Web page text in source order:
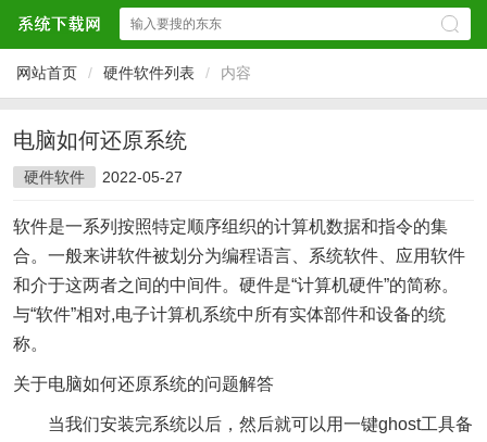
网站首页 / 硬件软件列表 / 内容
电脑如何还原系统
硬件软件 2022-05-27
软件是一系列按照特定顺序组织的计算机数据和指令的集
合。一般来讲软件被划分为编程语言、系统软件、应用软件
和介于这两者之间的中间件。硬件是“计算机硬件”的简称。
与“软件”相对,电子计算机系统中所有实体部件和设备的统
称。
关于电脑如何还原系统的问题解答
当我们安装完系统以后，然后就可以用一键ghost工具备